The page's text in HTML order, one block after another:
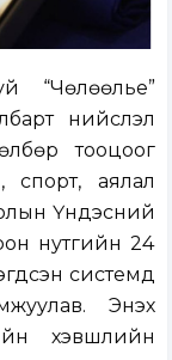
“Чөлөөлье”
нийслэл
тооцоог
спорт, аялал
Үндэсний
нутгийн 24
системд
Энэхүү
хэвшлийн